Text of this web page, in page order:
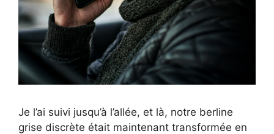
Je l’ai suivi jusqu’à l’allée, et là, notre berline
grise discrète était maintenant transformée en